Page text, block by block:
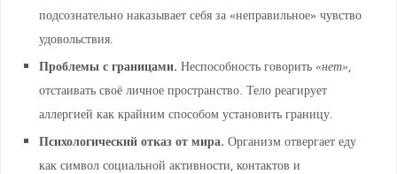
подсознательно наказывает себя за «неправильное» чувство
удовольствия.
Проблемы с границами. Неспособность говорить «нет»
отстаивать своё личное пространство. Тело реагирует
аллергией как крайним способом установить границу.
Психологический отказ от мира. Организм отвергает еду
как символ социальной активности, контактов и